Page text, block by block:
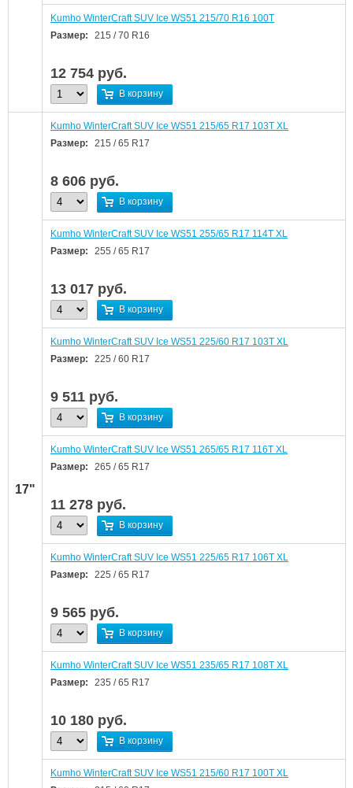
Kumho WinterCraft SUV Ice WS51 215/70 R16 100T
Размер:
215 / 70 R16
12 754 руб.
В корзину
17"
Kumho WinterCraft SUV Ice WS51 215/65 R17 103T XL
Размер:
215 / 65 R17
8 606 руб.
В корзину
Kumho WinterCraft SUV Ice WS51 255/65 R17 114T XL
Размер:
255 / 65 R17
13 017 руб.
В корзину
Kumho WinterCraft SUV Ice WS51 225/60 R17 103T XL
Размер:
225 / 60 R17
9 511 руб.
В корзину
Kumho WinterCraft SUV Ice WS51 265/65 R17 116T XL
Размер:
265 / 65 R17
11 278 руб.
В корзину
Kumho WinterCraft SUV Ice WS51 225/65 R17 106T XL
Размер:
225 / 65 R17
9 565 руб.
В корзину
Kumho WinterCraft SUV Ice WS51 235/65 R17 108T XL
Размер:
235 / 65 R17
10 180 руб.
В корзину
Kumho WinterCraft SUV Ice WS51 215/60 R17 100T XL